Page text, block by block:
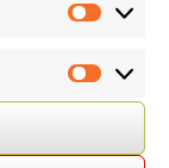
Vorlieben
Marketing